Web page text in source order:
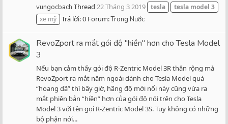
vungocbach Thread 22 Tháng 3 2019 tesla tesla model 3
xe mỹ Trả lời: 0 Forum:Trong Nước
RevoZport ra mắt gói độ "hiền" hơn cho Tesla Model
3
Nếu bạn cảm thấy gói độ R-Zentric Model 3R thân rộng mà
RevoZport ra mắt năm ngoái dành cho Tesla Model quá
“hoang dã” thì bây giờ, hãng độ mới nổi này cũng vừa ra
mắt phiên bản “hiền” hơn của gói độ nói trên cho Tesla
Model 3 với tên gọi R-Zentric Model 3S. Tuy không có những
bộ phận nới...